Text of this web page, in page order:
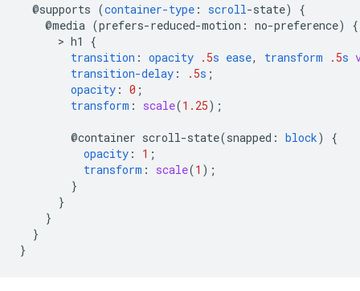
@supports (container-type : scroll-state)
{
@media (prefers-reduced-motion : no-preference)
{
      >
h1
{
transition : opacity .5s ease, transform .5s
transition-delay : .5s ;
opacity : 0 ;
transform : scale(1.25);
@container scroll-state(snapped : block)
{
opacity : 1 ;
transform : scale(1 );
}
}
}
}
}